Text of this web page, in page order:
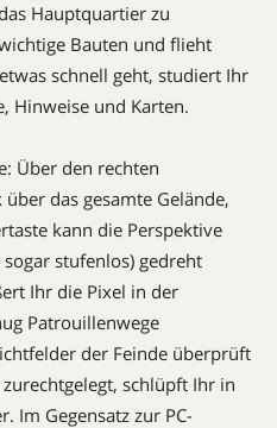
Hauptquartier zu
Bauten und flieht
schnell geht, studiert Ihr
Hinweise und Karten.
Über den rechten
das gesamte Gelände,
kann die Perspek­tive
stufenlos) gedreht
Ihr die Pixel in der
Patrouillen­wege
der Feinde überprüft
schlüpft Ihr in
Im Gegensatz zur PC-